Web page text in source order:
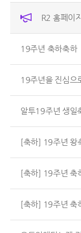
R2 홈페이
19주년 축하축하
19주년을 진심으
알투19주년 생일
[축하] 19주년 왕
[축하] 19주년 축
[축하] 19주년 축